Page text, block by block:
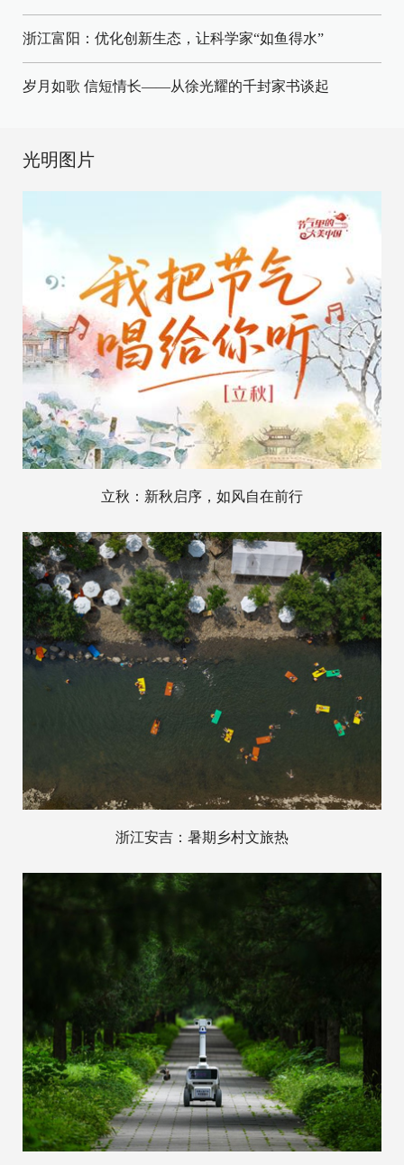
浙江富阳：优化创新生态，让科学家“如鱼得水”
岁月如歌 信短情长——从徐光耀的千封家书谈起
光明图片
立秋：新秋启序，如风自在前行
浙江安吉：暑期乡村文旅热